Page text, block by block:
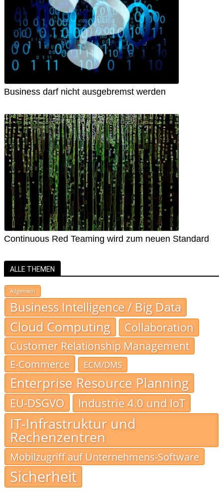
Business darf nicht ausgebremst werden
Continuous Red Teaming wird zum neuen Standard
ALLE THEMEN
Allgemein
Business Intelligence / Big Data
Cloud Computing Collaboration
Customer Relationship Management
E-Commerce
ECM/DMS
Enterprise Resource Planning
EU-DSGVO Industrie 4.0 und IoT
IT-Infrastruktur und
Rechenzentren
Mobilzugriff auf Unternehmens-Software
Sicherheit